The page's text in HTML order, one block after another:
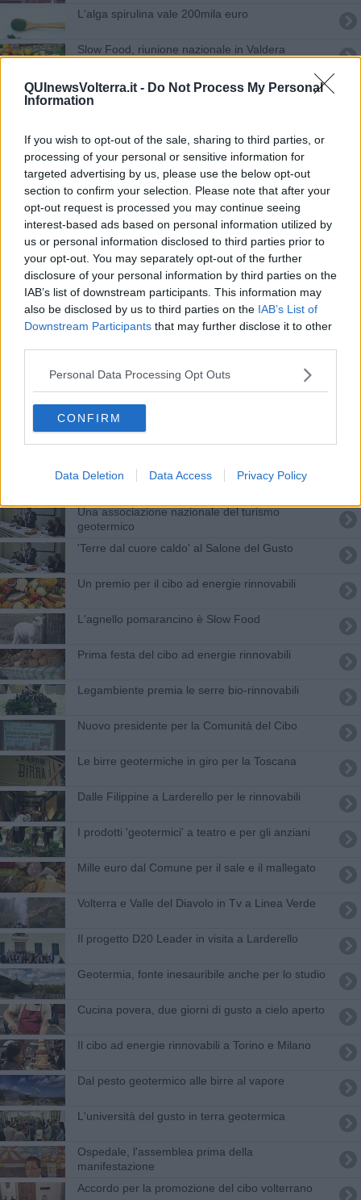
QUInewsVolterra.it - Do Not Process My Personal
Information
If you wish to opt-out of the sale, sharing to third parties, or
processing of your personal or sensitive information for
targeted advertising by us, please use the below opt-out
section to confirm your selection. Please note that after your
opt-out request is processed you may continue seeing
interest-based ads based on personal information utilized by
us or personal information disclosed to third parties prior to
your opt-out. You may separately opt-out of the further
disclosure of your personal information by third parties on the
IAB’s list of downstream participants. This information may
also be disclosed by us to third parties on the IAB’s List of
Downstream Participants that may further disclose it to other
Personal Data Processing Opt Outs
CONFIRM
Data Deletion Data Access Privacy Policy
L'alga spirulina vale 200mila euro
Slow Food, riunione nazionale in Valdera
Giani visita le zone geotermiche
Gli studenti scoprono le aziende del territorio
Il giornalismo ambientale a Firenze e Larderello
Un contadino senza tablet è destinato a fallire
Da Volterra undicimila euro per Amatrice
Il tartufo bianco protagonista di Volterragusto
La Comunità del cibo verso l'Expò
Laboratorio di Sesta, marketing e formazione: la
geotermia del futuro con il Cosvig
San Luca protettore degli alabastrai
Nuova veste web per il Museo della Geotermia
Una associazione nazionale del turismo
geotermico
'Terre dal cuore caldo' al Salone del Gusto
Un premio per il cibo ad energie rinnovabili
L'agnello pomarancino è Slow Food
Prima festa del cibo ad energie rinnovabili
Legambiente premia le serre bio-rinnovabili
Nuovo presidente per la Comunità del Cibo
Le birre geotermiche in giro per la Toscana
Dalle Filippine a Larderello per le rinnovabili
I prodotti 'geotermici' a teatro e per gli anziani
Mille euro dal Comune per il sale e il mallegato
Volterra e Valle del Diavolo in Tv a Linea Verde
Il progetto D20 Leader in visita a Larderello
Geotermia, fonte inesauribile anche per lo studio
Cucina povera, due giorni di gusto a cielo aperto
Il cibo ad energie rinnovabili a Torino e Milano
Dal pesto geotermico alle birre al vapore
L'università del gusto in terra geotermica
Ospedale, l'assemblea prima della
manifestazione
Accordo per la promozione del cibo volterrano